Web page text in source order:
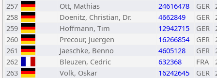
257
Ott, Mathias 24616478 GER
258
Doenitz, Christian, Dr. 4662849 GER
259
Hoffmann, Tim 12942715 GER
260
Precour, Juergen 16266854 GER
261
Jaeschke, Benno 4605128 GER
262
Bleuzen, Cedric 632368 FRA
263
Volk, Oskar 16242645 GER